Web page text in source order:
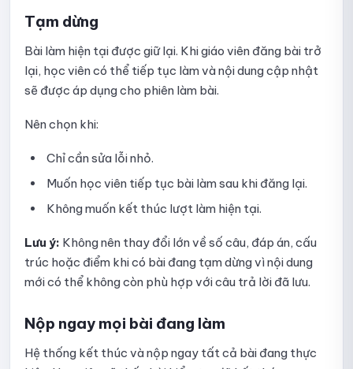
Hướng dẫn sao chép bài kiểm tra
Hướng dẫn xóa bài thi
Hướng dẫn sử dụng quick quiz
Hướng dẫn tạo và thiết lập Quick Quiz trên Ninequiz
Hướng dẫn thiết lập hiển thị kết quả Quick Quiz
Hướng dẫn thiết lập xáo trộn câu hỏi trong Quick Quiz
Hướng dẫn thiết lập phần thưởng cho Quick Quiz
Hướng dẫn tạo câu hỏi thủ công cho Quick Quiz
Tạm dừng
Bài làm hiện tại được giữ lại. Khi giáo viên đăng bài trở
lại, học viên có thể tiếp tục làm và nội dung cập nhật
sẽ được áp dụng cho phiên làm bài.
Nên chọn khi:
Chỉ cần sửa lỗi nhỏ.
Muốn học viên tiếp tục bài làm sau khi đăng lại.
Không muốn kết thúc lượt làm hiện tại.
Lưu ý: Không nên thay đổi lớn về số câu, đáp án, cấu
trúc hoặc điểm khi có bài đang tạm dừng vì nội dung
mới có thể không còn phù hợp với câu trả lời đã lưu.
Nộp ngay mọi bài đang làm
Hệ thống kết thúc và nộp ngay tất cả bài đang thực